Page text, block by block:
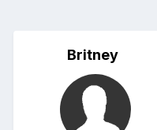
Britney